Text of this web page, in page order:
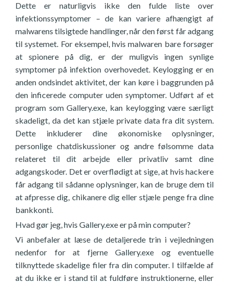
Dette er naturligvis ikke den fulde liste over
infektionssymptomer – de kan variere afhængigt af
malwarens tilsigtede handlinger, når den først får adgang
til systemet. For eksempel, hvis malwaren bare forsøger
at spionere på dig, er der muligvis ingen synlige
symptomer på infektion overhovedet. Keylogging er en
anden ondsindet aktivitet, der kan køre i baggrunden på
den inficerede computer uden symptomer. Udført af et
program som Gallery.exe, kan keylogging være særligt
skadeligt, da det kan stjæle private data fra dit system.
Dette inkluderer dine økonomiske oplysninger,
personlige chatdiskussioner og andre følsomme data
relateret til dit arbejde eller privatliv samt dine
adgangskoder. Det er overflødigt at sige, at hvis hackere
får adgang til sådanne oplysninger, kan de bruge dem til
at afpresse dig, chikanere dig eller stjæle penge fra dine
bankkonti.
Hvad gør jeg, hvis Gallery.exe er på min computer?
Vi anbefaler at læse de detaljerede trin i vejledningen
nedenfor for at fjerne Gallery.exe og eventuelle
tilknyttede skadelige filer fra din computer. I tilfælde af
at du ikke er i stand til at fuldføre instruktionerne, eller